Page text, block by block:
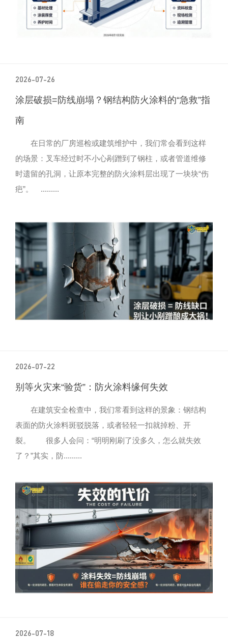
2026-07-26
涂层破损=防线崩塌？钢结构防火涂料的“急救”指
南
在日常的厂房巡检或建筑维护中，我们常会看到这样
的场景：叉车经过时不小心剐蹭到了钢柱，或者管道维修
时遗留的孔洞，让原本完整的防火涂料层出现了一块块“伤
疤”。 .........
2026-07-22
别等火灾来“验货”：防火涂料缘何失效
在建筑安全检查中，我们常看到这样的景象：钢结构
表面的防火涂料斑驳脱落，或者轻轻一扣就掉粉、开
裂。 很多人会问：“明明刚刷了没多久，怎么就失效
了？”其实，防.........
2026-07-18